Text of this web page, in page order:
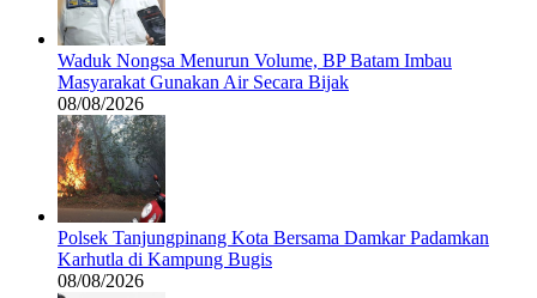
Waduk Nongsa Menurun Volume, BP Batam Imbau
Masyarakat Gunakan Air Secara Bijak
08/08/2026
Polsek Tanjungpinang Kota Bersama Damkar Padamkan
Karhutla di Kampung Bugis
08/08/2026